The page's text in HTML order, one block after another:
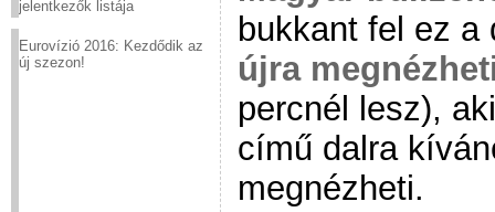
jelentkezők listája
Eurovízió 2016: Kezdődik az
új szezon!
bukkant fel ez
újra
percnél lesz),
című dalra
megnézheti.